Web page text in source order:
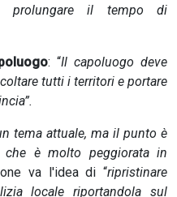
prolungare il tempo di
: “Il capoluogo deve
tutti i territori e portare
tema attuale, ma il punto è
che è molto peggiorata in
va l'idea di “ripristinare
locale riportandola sul